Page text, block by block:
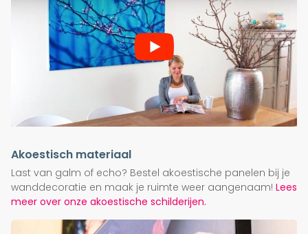
Akoestisch materiaal
Last van galm of echo? Bestel akoestische panelen bij je
wanddecoratie en maak je ruimte weer aangenaam! Lees
meer over onze akoestische schilderijen.